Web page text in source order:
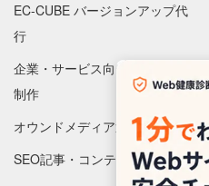
EC-CUBE バージョンアップ代
行
企業・サービス向け Webサイト
制作
オウンドメディア運営代行
SEO記事・コンテンツ制作